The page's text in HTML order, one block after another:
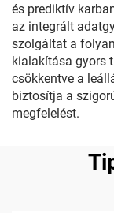
és prediktív
az integrált
szolgáltat a
kialakítása gyors
csökkentve a
biztosítja a
megfelelést.